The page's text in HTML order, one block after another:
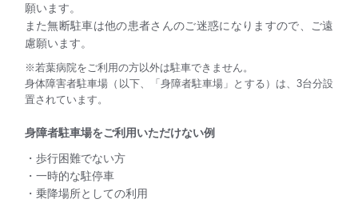
願います。
また無断駐車は他の患者さんのご迷惑になりますので、ご遠
慮願います。
※若葉病院をご利用の方以外は駐車できません。
身体障害者駐車場（以下、「身障者駐車場」とする）は、3台分設
置されています。
身障者駐車場をご利用いただけない例
・歩行困難でない方
・一時的な駐停車
・乗降場所としての利用